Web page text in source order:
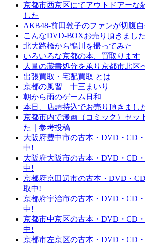
京都市西京区にてアウトドアーな
した
AKB48-前田敦子のファンが切腹自
こんなDVD-BOXお売り頂きました
北大路橋から鴨川を撮ってみた
いろいろな京都の本、買取ります
大量の蔵書処分を承り京都市北区
出張買取・宅配買取 とは
京都の風習 十三まいり
朝から雨のゲーム日和
本日、店頭持込でお売り頂きまし
京都市内で漫画（コミック）セッ
た｜参考投稿
大阪府豊中市の古本・DVD・CD
中!
大阪府大阪市の古本・DVD・CD
中!
京都府京田辺市の古本・DVD・
取中!
京都府宇治市の古本・DVD・CD
中!
京都市中京区の古本・DVD・CD
中!
京都市左京区の古本・DVD・CD